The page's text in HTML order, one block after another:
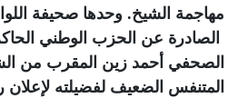
مهاجمة الشيخ. وحدها صحيفة
الصادرة عن الحزب الوطني
الصحفي أحمد زين المقرب من
المتنفس الضعيف لفضيلته لإعلان